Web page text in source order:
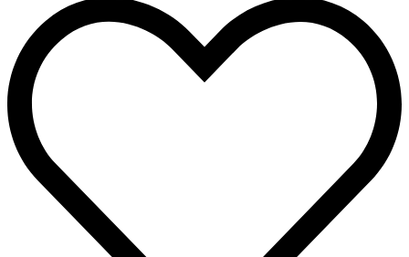
Омск
Павлодар
Ростов
Ростов-на-Дону
Узбекистан
Ульяновск
Ярославль